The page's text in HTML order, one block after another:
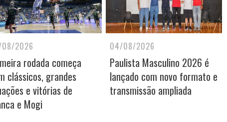
2026
rodada começa
clássicos, grandes
e vitórias de
e Mogi
04/08/2026
Paulista Masculino 2026 é
lançado com novo formato e
transmissão ampliada